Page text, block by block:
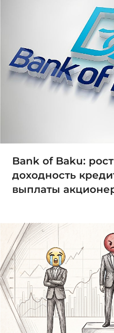
Bank of Baku:
доходность
выплаты